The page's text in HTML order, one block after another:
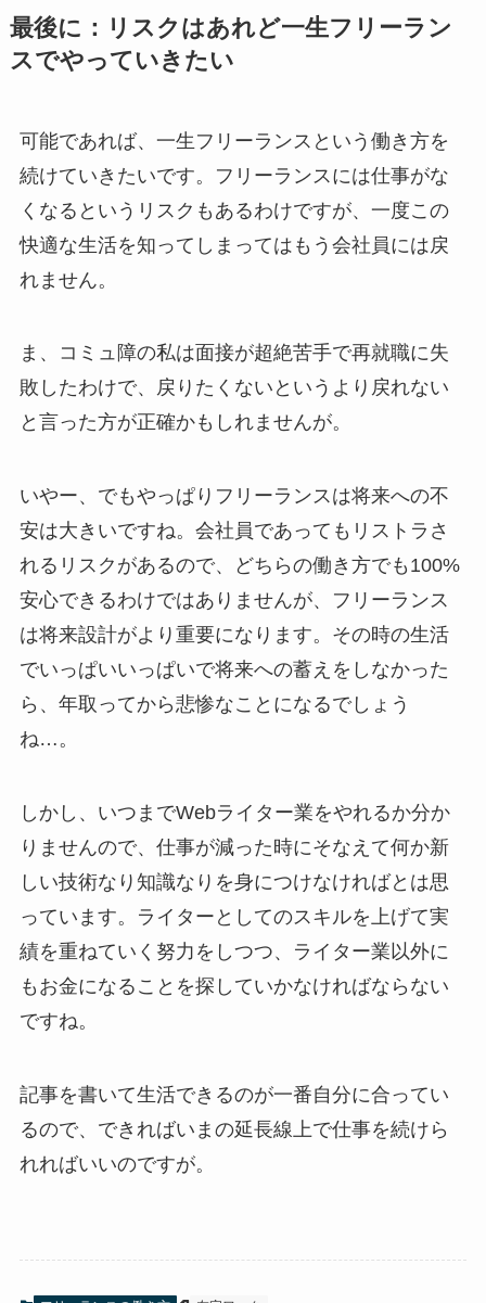
最後に：リスクはあれど一生フリーラン
スでやっていきたい
可能であれば、一生フリーランスという働き方を
続けていきたいです。フリーランスには仕事がな
くなるというリスクもあるわけですが、一度この
快適な生活を知ってしまってはもう会社員には戻
れません。
ま、コミュ障の私は面接が超絶苦手で再就職に失
敗したわけで、戻りたくないというより戻れない
と言った方が正確かもしれませんが。
いやー、でもやっぱりフリーランスは将来への不
安は大きいですね。会社員であってもリストラさ
れるリスクがあるので、どちらの働き方でも100%
安心できるわけではありませんが、フリーランス
は将来設計がより重要になります。その時の生活
でいっぱいいっぱいで将来への蓄えをしなかった
ら、年取ってから悲惨なことになるでしょう
ね…。
しかし、いつまでWebライター業をやれるか分か
りませんので、仕事が減った時にそなえて何か新
しい技術なり知識なりを身につけなければとは思
っています。ライターとしてのスキルを上げて実
績を重ねていく努力をしつつ、ライター業以外に
もお金になることを探していかなければならない
ですね。
記事を書いて生活できるのが一番自分に合ってい
るので、できればいまの延長線上で仕事を続けら
れればいいのですが。